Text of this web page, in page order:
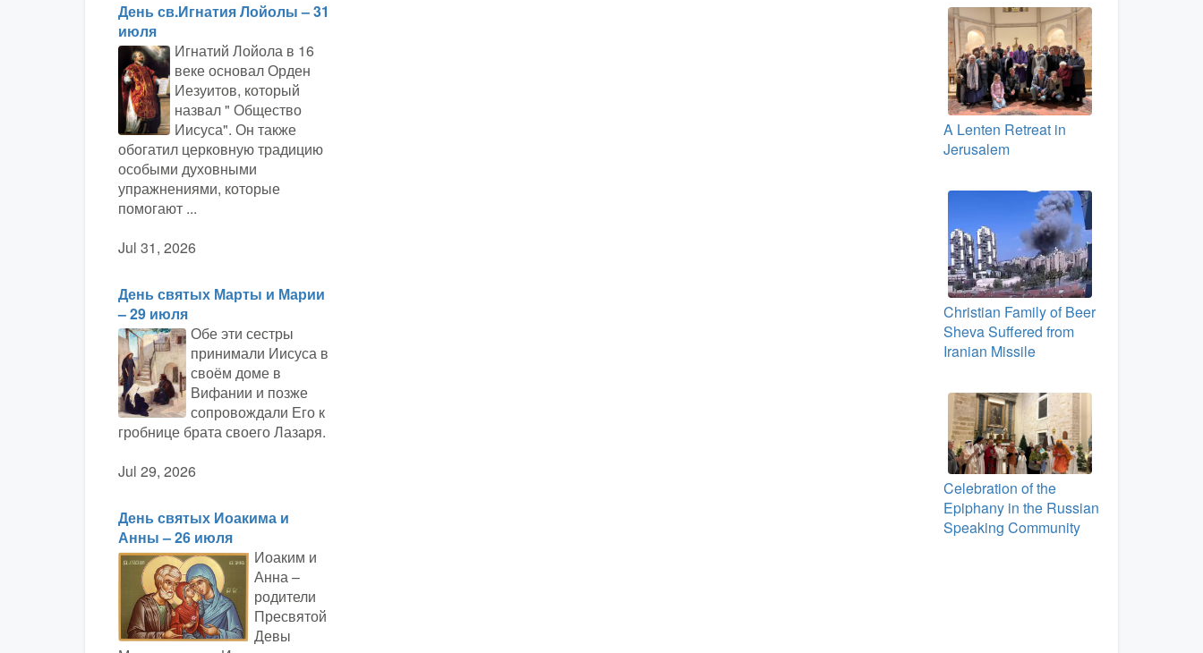
День св.Игнатия Лойолы – 31
июля
Игнатий Лойола в 16
веке основал Орден
Иезуитов, который
назвал " Общество
Иисуса". Он также
обогатил церковную традицию
особыми духовными
упражнениями, которые
помогают ...
Jul 31, 2026
День святых Марты и Марии
– 29 июля
Обе эти сестры
принимали Иисуса в
своём доме в
Вифании и позже
сопровождали Его к
гробнице брата своего Лазаря.
Jul 29, 2026
День святых Иоакима и
Анны – 26 июля
Иоаким и
Анна –
родители
Пресвятой
Девы
A Lenten Retreat in
Jerusalem
Christian Family of Beer
Sheva Suffered from
Iranian Missile
Celebration of the
Epiphany in the Russian
Speaking Community